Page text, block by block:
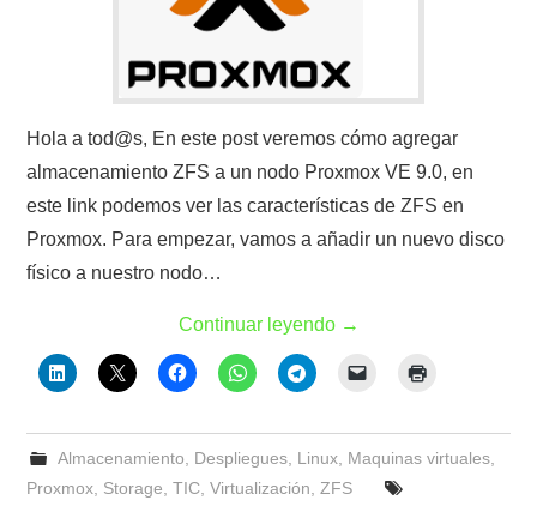
Hola a tod@s, En este post veremos cómo agregar
almacenamiento ZFS a un nodo Proxmox VE 9.0, en
este link podemos ver las características de ZFS en
Proxmox. Para empezar, vamos a añadir un nuevo disco
físico a nuestro nodo…
Continuar leyendo →
Almacenamiento Despliegues, Linux, Maquinas virtuales,
Proxmox Storage ,TIC ,Virtualización
ZFS